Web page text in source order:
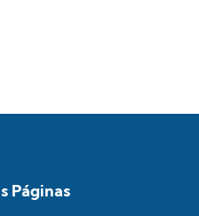
Páginas